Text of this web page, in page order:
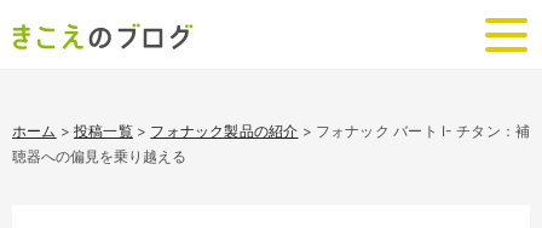
ホーム >投稿一覧> フォナック製品の紹介 > フォナック バート I- チタン：補
聴器への偏見を乗り越える